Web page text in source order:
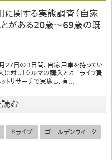
に関する実態調査（自家
とがある20歳～69歳の既
27日の3日間、自家用車を持ってい
対し「クルマの購入とカーライフ費
トリサーチで実施し、有...
読む
ドライブ ゴールデンウィーク